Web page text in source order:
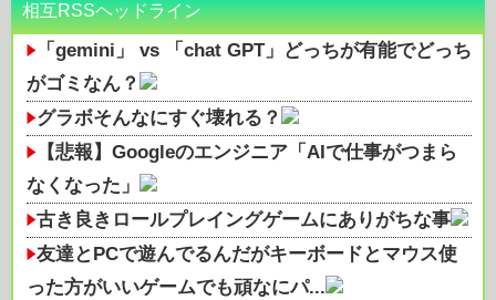
相互RSSヘッドライン
「gemini」 vs 「chat GPT」どっちが有能でどっち
がゴミなん？
グラボそんなにすぐ壊れる？
【悲報】Googleのエンジニア「AIで仕事がつまら
なくなった」
古き良きロールプレイングゲームにありがちな事
友達とPCで遊んでるんだがキーボードとマウス使
った方がいいゲームでも頑なにパ...